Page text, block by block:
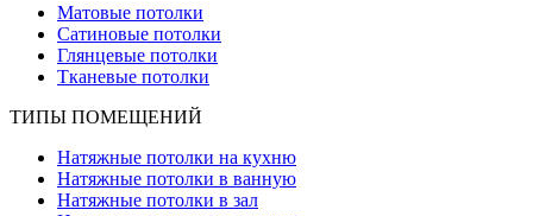
Матовые потолки
Сатиновые потолки
Глянцевые потолки
Тканевые потолки
ТИПЫ ПОМЕЩЕНИЙ
Натяжные потолки на кухню
Натяжные потолки в ванную
Натяжные потолки в зал